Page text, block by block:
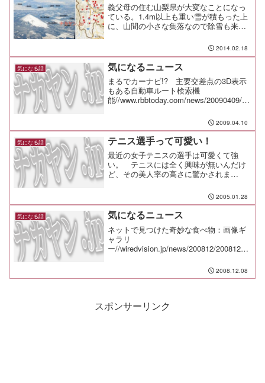
義父母の住む山梨県が大変なことになっ
ている。1.4m以上も重い雪が積もった上
に、山間の小さな集落なので除雪も来て
まならないらしい。富士山の裏側、山梨
方面はもう雪に埋もれたと表現するしか
無い有様だ。 それに...
2014.02.18
気になる話 気になるニュース
まるでカーナビ!? 主要交差点の3D表示
もある自動車ルート検索機
能//www.rbbtoday.com/news/20090409/59
が使いやすい！ トレイ付きアーム実売
12,999円//ww...
2009.04.10
気になる話 テニス選手って可愛い！
最近の女子テニスの選手は可愛くて強
い。 テニスには全く興味が無いんだけ
ど、その美人率の高さに驚かされま
ンチュコワ選手。 すごくかわいい。
彼女たちが非力だとは思わないけど、最
近のテニスはパワーに傾倒してな...
2005.01.28
気になる話 気になるニュース
ネットで見つけた奇妙な食べ物：画像ギ
ャラリ
ー//wiredvision.jp/news/200812/20081205
の海底ケーブルの中枢は山梨にあっ
た//journal.mycom.co.jp...
2008.12.08
スポンサーリンク